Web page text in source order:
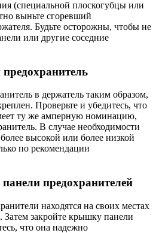
(специальной плоскогубцы или
выньте сгоревший
Будьте осторожны, чтобы не
или другие соседние
в держатель таким образом,
Проверьте и убедитесь, что
ту же амперную номинацию,
В случае необходимости
высокой или более низкой
по рекомендации
предохранителей
находятся на своих местах
Затем закройте крышку панели
что она надежно